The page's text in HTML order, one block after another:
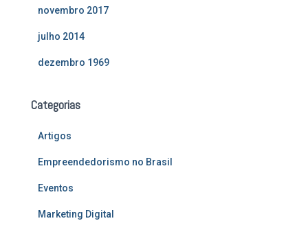
novembro 2017
julho 2014
dezembro 1969
Categorias
Artigos
Empreendedorismo no Brasil
Eventos
Marketing Digital